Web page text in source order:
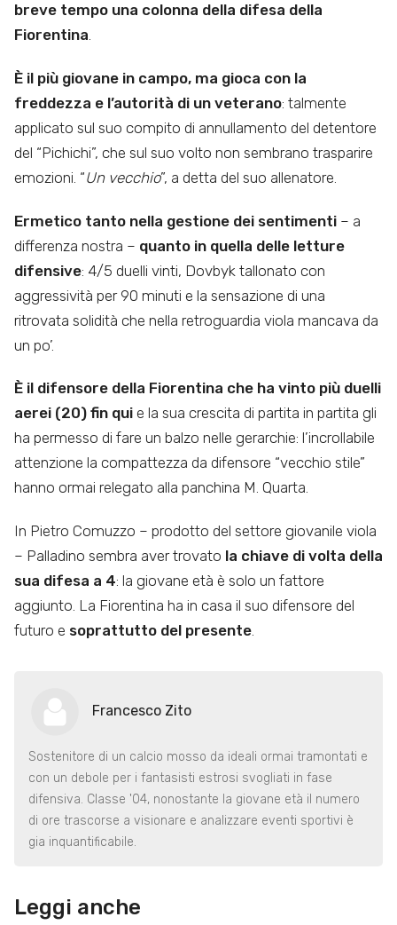
breve tempo una colonna della difesa della
Fiorentina.
È il più giovane in campo, ma gioca con la
freddezza e l’autorità di un veterano: talmente
applicato sul suo compito di annullamento del detentore
del “Pichichi”, che sul suo volto non sembrano trasparire
emozioni. “Un vecchio”, a detta del suo allenatore.
Ermetico tanto nella gestione dei sentimenti – a
differenza nostra – quanto in quella delle letture
difensive: 4/5 duelli vinti, Dovbyk tallonato con
aggressività per 90 minuti e la sensazione di una
ritrovata solidità che nella retroguardia viola mancava da
un po’.
È il difensore della Fiorentina che ha vinto più duelli
aerei (20) fin qui e la sua crescita di partita in partita gli
ha permesso di fare un balzo nelle gerarchie: l’incrollabile
attenzione la compattezza da difensore “vecchio stile”
hanno ormai relegato alla panchina M. Quarta.
In Pietro Comuzzo – prodotto del settore giovanile viola
– Palladino sembra aver trovato la chiave di volta della
sua difesa a 4: la giovane età è solo un fattore
aggiunto. La Fiorentina ha in casa il suo difensore del
futuro e soprattutto del presente.
Francesco Zito
Sostenitore di un calcio mosso da ideali ormai tramontati e
con un debole per i fantasisti estrosi svogliati in fase
difensiva. Classe '04, nonostante la giovane età il numero
di ore trascorse a visionare e analizzare eventi sportivi è
gia inquantificabile.
Leggi anche